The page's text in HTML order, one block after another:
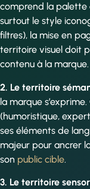
comprend la palette
surtout le style
filtres), la mise en
territoire visuel doit
contenu à la marque.
2. Le territoire
la marque
(humoristique,
ses éléments de
majeur pour ancrer
son public cible.
3. Le territoire